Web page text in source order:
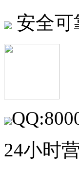
安全可
24小时